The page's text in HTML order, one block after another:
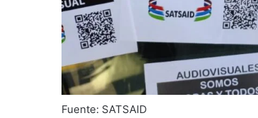
Fuente: SATSAID